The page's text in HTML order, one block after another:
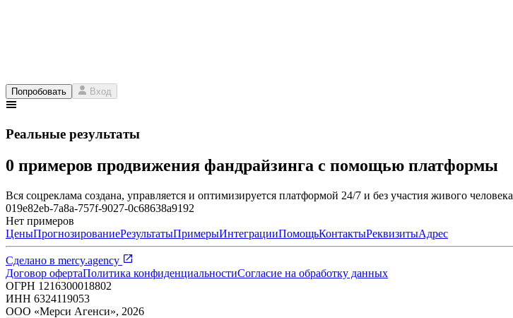
Попробовать Вход
Реальные результаты
0 примеров продвижения фандрайзинга с помощью платформы
Вся соцреклама создана, управляется и оптимизируется платформой 24/7 и без участия живого человека
019e82eb-7a8a-757f-9027-0c68638a9192
Нет примеров
ЦеныПрогнозированиеРезультатыПримерыИнтеграцииПомощьКонтактыРеквизитыАдрес
Сделано в mercy.agency
Договор офертаПолитика конфиденциальностиСогласие на обработку данных
ОГРН 1216300018802
ИНН 6324119053
ООО «Мерси Агенси», 2026